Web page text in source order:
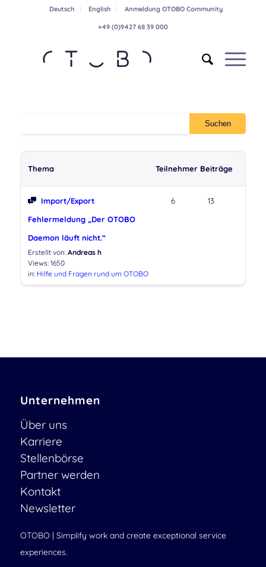
Deutsch English Anmeldung OTOBO Community
+49 (0)9427 68 39 000
Thema Teilnehmer Beiträge
Import/Export
Fehlermeldung „Der OTOBO
Daemon läuft nicht.“
Erstellt von: Andreas h
Views: 1650
in: Hilfe und Fragen rund um OTOBO
6 13
Unternehmen
Über uns
Karriere
Stellenbörse
Partner werden
Kontakt
Newsletter
OTOBO | Simplify work and create exceptional service
experiences.